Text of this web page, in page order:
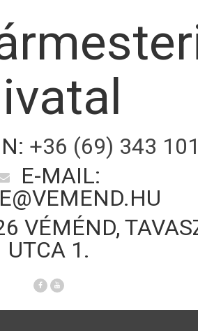
+36 (69) 343
E-MAIL:
VÉMÉND,
UTCA 1.